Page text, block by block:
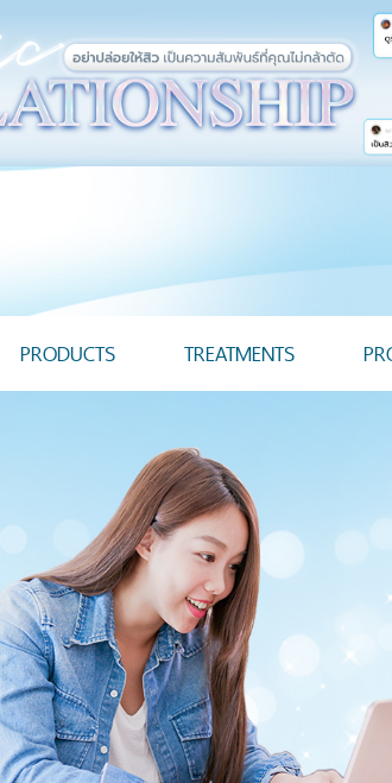
PRODUCTS TREATMENTS